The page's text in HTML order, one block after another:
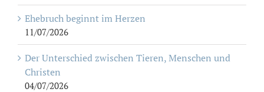
Ehebruch beginnt im Herzen
11/07/2026
Der Unterschied zwischen Tieren, Menschen und
Christen
04/07/2026